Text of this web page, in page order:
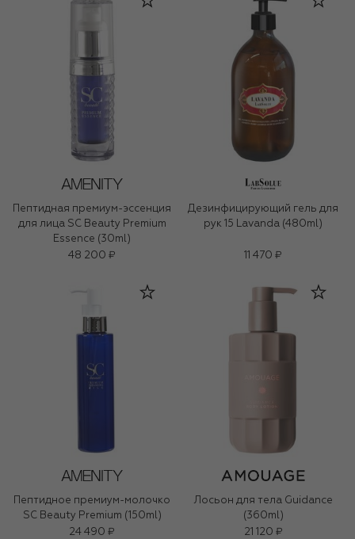
Пептидная премиум-эссенция
для лица SC Beauty Premium
Essence (30ml)
48 200 ₽
Дезинфицирующий гель для
рук 15 Lavanda (480ml)
11 470 ₽
Пептидное премиум-молочко
SC Beauty Premium (150ml)
24 490 ₽
Лосьон для тела Guidance
(360ml)
21 120 ₽